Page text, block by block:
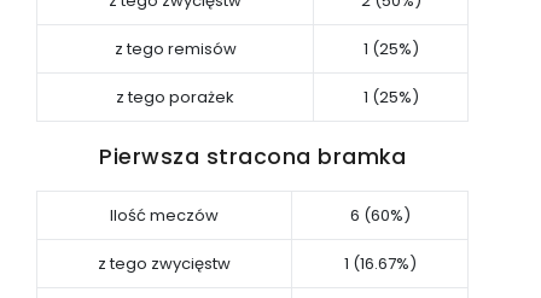
z tego remisów 1 (25%)
z tego porażek 1 (25%)
Pierwsza stracona bramka
Ilość meczów 6 (60%)
z tego zwycięstw 1 (16.67%)